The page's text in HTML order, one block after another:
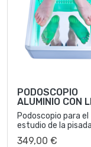
PODOSCOPIO
ALUMINIO CON
Podoscopio para el
estudio de la pisada
349,00 €